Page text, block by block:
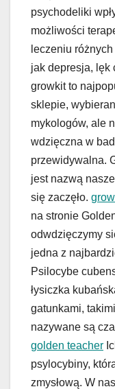
psychodeliki
możliwości
leczeniu
jak depresja, lęk
growkit to
sklepie,
mykologów, ale
wdzięczna w
przewidywalna.
jest nazwą
się zaczęło.
na stronie
odwdzięczymy
jedna z
Psilocybe
łysiczka
gatunkami,
nazywane są
golden teacher
psylocybiny,
zmysłową. W